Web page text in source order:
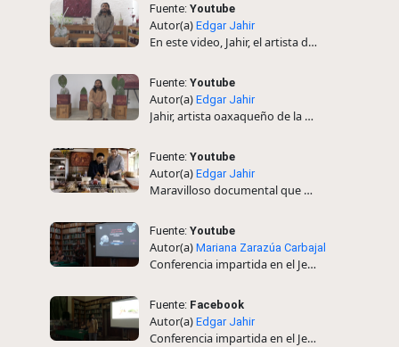
Fuente: Youtube
Autor(a) Edgar Jahir
En este video, Jahir, el artista de la grana y el nopal, nos explica su inspiración para estudiar y trabajar con este rojo intenso que es la grana.
Fuente: Youtube
Autor(a) Edgar Jahir
Jahir, artista oaxaqueño de la grana, nos explica cómo se inicia la colección de grana en el Jardín Etnobiológico de Oaxaca
Fuente: Youtube
Autor(a) Edgar Jahir
Maravilloso documental que muestra el uso de la grana en el arte
Fuente: Youtube
Autor(a) Mariana Zarazúa Carbajal
Conferencia impartida en el JebOax sobre aspectos biológicos de la grana
Fuente: Facebook
Autor(a) Edgar Jahir
Conferencia impartida en el JebOax